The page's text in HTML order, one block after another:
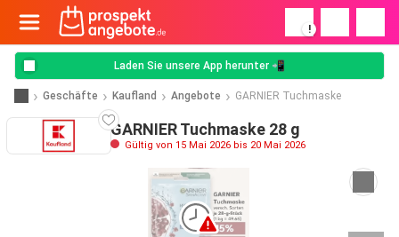
!
Laden Sie unsere App herunter 📲
Geschäfte Kaufland Angebote GARNIER Tuchmaske
GARNIER Tuchmaske 28 g
Gültig von 15 Mai 2026 bis 20 Mai 2026